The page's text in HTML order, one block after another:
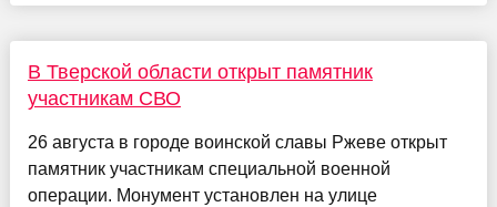
В Тверской области открыт памятник
участникам СВО
26 августа в городе воинской славы Ржеве открыт
памятник участникам специальной военной
операции. Монумент установлен на улице